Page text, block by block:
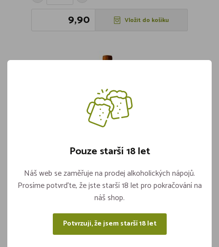
9,90 Vložit do košíku
IL Sano Pomeranč 1,5l PET
Skladem více jak 5 kusů
24,90 Vložit do košíku
Pouze starší 18 let
Náš web se zaměřuje na prodej alkoholických nápojů.
Prosíme potvrďte, že jste starší 18 let pro pokračování na
náš shop.
Potvrzuji, že jsem starší 18 let